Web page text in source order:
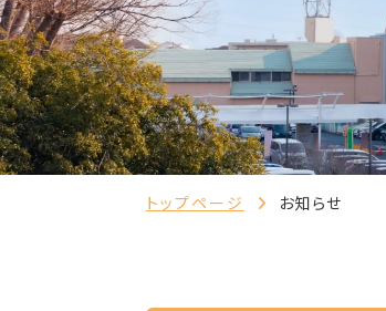
トップページ お知らせ